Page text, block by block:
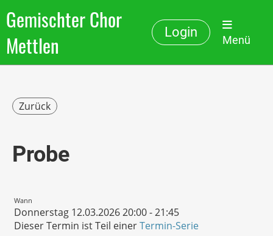
Gemischter Chor
Mettlen
Login
Menü
Zurück
Probe
Wann
Donnerstag 12.03.2026 20:00 - 21:45
Dieser Termin ist Teil einerTermin-Serie